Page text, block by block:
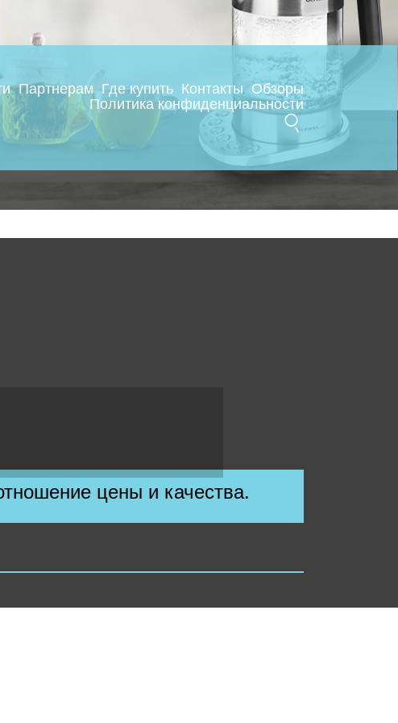
Партнерам Где купить Контакты Обзоры
Политика конфиденциальности
цены и качества.